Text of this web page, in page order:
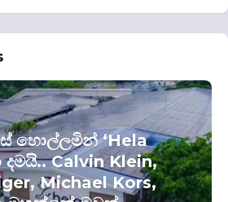
හොල්ලමින් ‘Hela
දමයි.. Calvin Klein,
Michael Kors,